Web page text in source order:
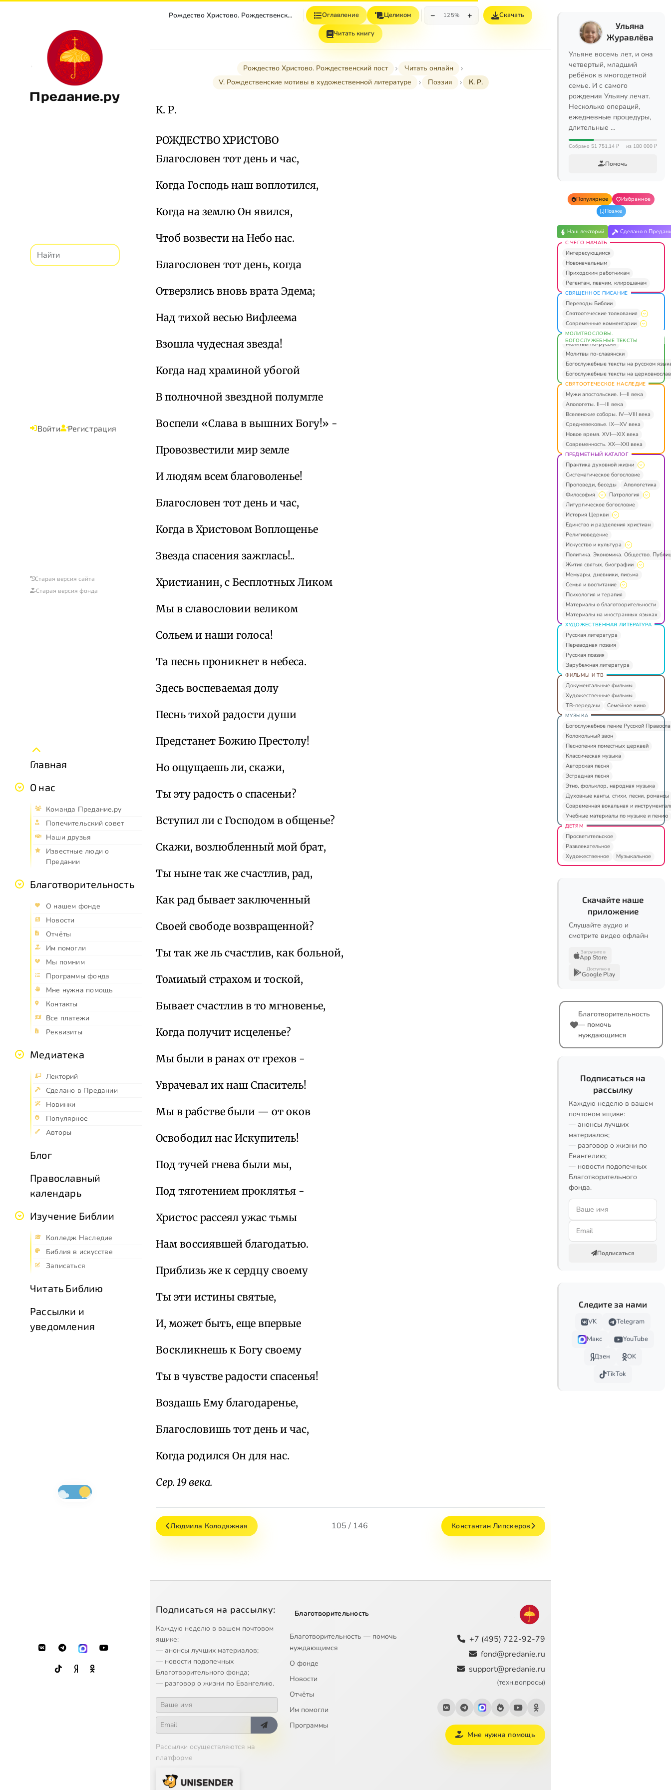
Предание.ру
Войти Регистрация
Старая версия сайта
Старая версия фонда
Главная
О нас
Команда Предание.ру
Попечительский совет
Наши друзья
Известные люди о
Предании
Благотворительность
О нашем фонде
Новости
Отчёты
Им помогли
Мы помним
Программы фонда
Мне нужна помощь
Контакты
Все платежи
Реквизиты
Медиатека
Лекторий
Сделано в Предании
Новинки
Популярное
Авторы
Блог
Православный
календарь
Изучение Библии
Колледж Наследие
Библия в искусстве
Записаться
Читать Библию
Рассылки и
уведомления
Рождество Христово. Рождественский Пост Оглавление Целиком − 125% + Скачать
Читать книгу
Рождество Христово. Рождественский пост
Читать онлайн
V. Рождественские мотивы в художественной литературе
Поэзия К. Р.
К. Р.
РОЖДЕСТВО ХРИСТОВО
Благословен тот день и час,
Когда Господь наш воплотился,
Когда на землю Он явился,
Чтоб возвести на Небо нас.
Благословен тот день, когда
Отверзлись вновь врата Эдема;
Над тихой весью Вифлеема
Взошла чудесная звезда!
Когда над храминой убогой
В полночной звездной полумгле
Воспели «Слава в вышних Богу!» -
Провозвестили мир земле
И людям всем благоволенье!
Благословен тот день и час,
Когда в Христовом Воплощенье
Звезда спасения зажглась!..
Христианин, с Бесплотных Ликом
Мы в славословии великом
Сольем и наши голоса!
Та песнь проникнет в небеса.
Здесь воспеваемая долу
Песнь тихой радости души
Предстанет Божию Престолу!
Но ощущаешь ли, скажи,
Ты эту радость о спасеньи?
Вступил ли с Господом в общенье?
Скажи, возлюбленный мой брат,
Ты ныне так же счастлив, рад,
Как рад бывает заключенный
Своей свободе возвращенной?
Ты так же ль счастлив, как больной,
Томимый страхом и тоской,
Бывает счастлив в то мгновенье,
Когда получит исцеленье?
Мы были в ранах от грехов -
Уврачевал их наш Спаситель!
Мы в рабстве были — от оков
Освободил нас Искупитель!
Под тучей гнева были мы,
Под тяготением проклятья -
Христос рассеял ужас тьмы
Нам воссиявшей благодатью.
Приблизь же к сердцу своему
Ты эти истины святые,
И, может быть, еще впервые
Воскликнешь к Богу своему
Ты в чувстве радости спасенья!
Воздашь Ему благодаренье,
Благословишь тот день и час,
Когда родился Он для нас.
Сер. 19 века.
Людмила Колодяжная 105 / 146 Константин Липскеров
Подписаться на рассылку:
Каждую неделю в вашем почтовом
ящике:
— анонсы лучших материалов;
— новости подопечных
Благотворительного фонда;
— разговор о жизни по Евангелию.
Рассылки осуществляются на
платформе
Благотворительность
Благотворительность — помочь
нуждающимся
О фонде
Новости
Отчёты
Им помогли
Программы
+7 (495) 722-92-79
fond@predanie.ru
support@predanie.ru
(техн.вопросы)
Мне нужна помощь
Ульяна
Журавлёва
Ульяне восемь лет, и она
четвертый, младший
ребёнок в многодетной
семье. И с самого
рождения Ульяну лечат.
Несколько операций,
ежедневные процедуры,
длительные …
Собрано 51 751,14 ₽ из 180 000 ₽
Помочь
Популярное
Избранное
Позже
Наш лекторий Сделано в
С ЧЕГО НАЧАТЬ
Интересующимся
Новоначальным
Приходским работникам
Регентам, певчим, клирошанам
СВЯЩЕННОЕ ПИСАНИЕ
Переводы Библии
Святоотеческие толкования
Современные комментарии
МОЛИТВОСЛОВЫ.
БОГОСЛУЖЕБНЫЕ ТЕКСТЫ
Молитвы по-русски
Молитвы по-славянски
Богослужебные тексты на русском
Богослужебные тексты на
СВЯТООТЕЧЕСКОЕ НАСЛЕДИЕ
Мужи апостольские. I—II века
Апологеты. II—III века
Вселенские соборы. IV—VIII века
Средневековье. IX—XV века
Новое время. XVI—XIX века
Современность. XX—XXI века
ПРЕДМЕТНЫЙ КАТАЛОГ
Практика духовной жизни
Систематическое богословие
Проповеди, беседы
Апологетика
Философия
Патрология
Литургическое богословие
История Церкви
Единство и разделения христиан
Религиоведение
Искусство и культура
Политика. Экономика. Общество.
Жития святых, биографии
Мемуары, дневники, письма
Семья и воспитание
Психология и терапия
Материалы о благотворительности
Материалы на иностранных языках
ХУДОЖЕСТВЕННАЯ ЛИТЕРАТУРА
Русская литература
Переводная поэзия
Русская поэзия
Зарубежная литература
ФИЛЬМЫ И ТВ
Документальные фильмы
Художественные фильмы
ТВ-передачи
Семейное кино
МУЗЫКА
Богослужебное пение Русской
Колокольный звон
Песнопения поместных церквей
Классическая музыка
Авторская песня
Эстрадная песня
Этно, фольклор, народная музыка
Духовные канты, стихи, песни, романсы
Современная вокальная и
Учебные материалы по музыке и пению
ДЕТЯМ
Просветительское
Развлекательное
Художественное
Музыкальное
Скачайте наше
приложение
Слушайте аудио и
смотрите видео офлайн
Загрузите в
App Store
Доступно в
Google Play
Благотворительность
— помочь
нуждающимся
Подписаться на
рассылку
Каждую неделю в вашем
почтовом ящике:
— анонсы лучших
материалов;
— разговор о жизни по
Евангелию;
— новости подопечных
Благотворительного
фонда.
Подписаться
Следите за нами
VK
Telegram
Макс
YouTube
Дзен
OK
TikTok